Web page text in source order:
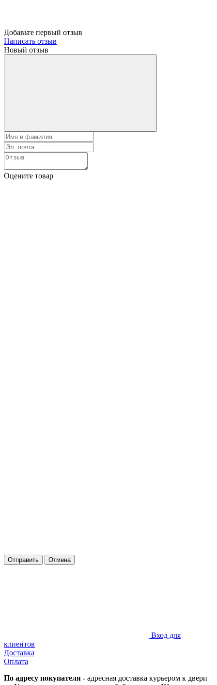
Добавьте первый отзыв
Написать отзыв
Новый отзыв
Оцените товар
Отправить Отмена
Вход для
клиентов
Доставка
Оплата
По адресу покупателя - адресная доставка курьером к двери